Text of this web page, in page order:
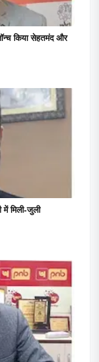
किया सेहतमंद और
मिली-जुली